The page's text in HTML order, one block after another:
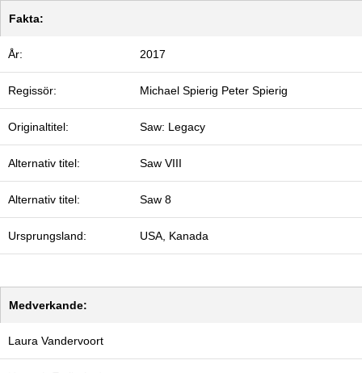
Fakta:
År: 2017
Regissör: Michael Spierig Peter Spierig
Originaltitel: Saw: Legacy
Alternativ titel: Saw VIII
Alternativ titel: Saw 8
Ursprungsland: USA, Kanada
Medverkande:
Laura Vandervoort